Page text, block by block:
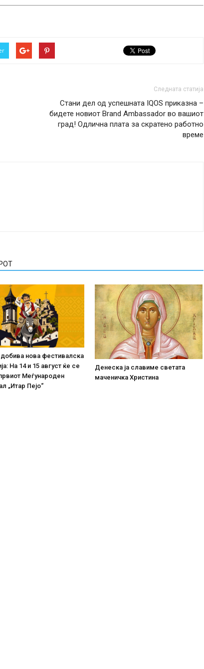
Следната статија
Стани дел од успешната IQOS приказна –
бидете новиот Brand Ambassador во вашиот
град! Одлична плата за скратено работно
време
нова фестивалска
На 14 и 15 август ќе се
Меѓународен
„Итар Пејо“
Денеска ја славиме светата
маченичка Христина